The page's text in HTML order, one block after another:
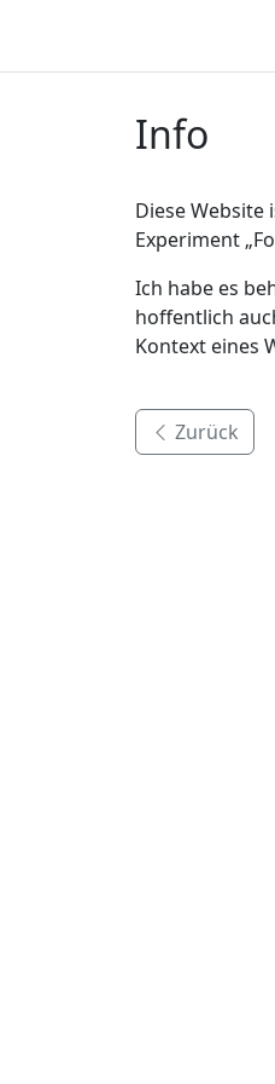
Info
Diese Website
Experiment
Ich habe es
hoffentlich
Kontext eines
Zurück